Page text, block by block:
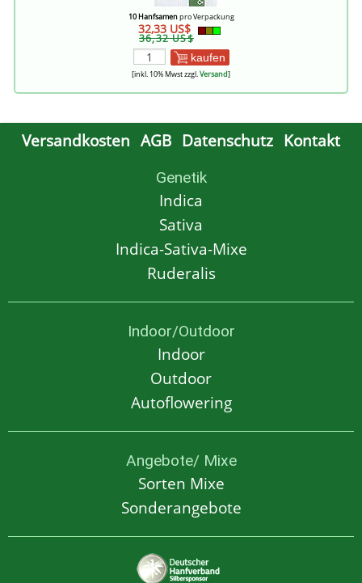
10 Hanfsamenpro Verpackung
32,33 US$
36,32 US$
kaufen
[inkl. 10% Mwst zzgl.Versand]
Versandkosten AGB Datenschutz Kontakt
Genetik
Indica
Sativa
Indica-Sativa-Mixe
Ruderalis
Indoor/Outdoor
Indoor
Outdoor
Autoflowering
Angebote/ Mixe
Sorten Mixe
Sonderangebote